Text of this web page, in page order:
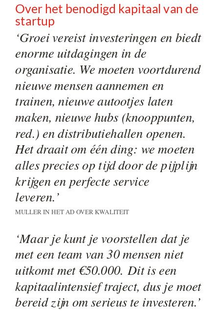
Over het benodigd kapitaal van de
startup
‘Groei vereist investeringen en biedt
enorme uitdagingen in de
organisatie. We moeten voortdurend
nieuwe mensen aannemen en
trainen, nieuwe autootjes laten
maken, nieuwe hubs (knooppunten,
red.) en distributiehallen openen.
Het draait om één ding: we moeten
alles precies op tijd door de pijplijn
krijgen en perfecte service
leveren.’
MULLER IN HET AD OVER KWALITEIT
‘Maar je kunt je voorstellen dat je
met een team van 30 mensen niet
uitkomt met €50.000. Dit is een
kapitaalintensief traject, dus je moet
bereid zijn om serieus te investeren.’